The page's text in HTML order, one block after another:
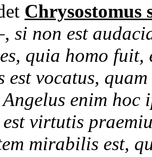
Chrysostomus
si non est
quia homo
est vocatus,
enim hoc
virtutis
mirabilis est,